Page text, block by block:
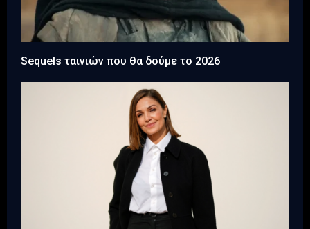
Sequels ταινιών που θα δούμε το 2026